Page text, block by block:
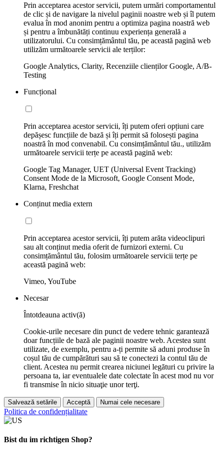
Prin acceptarea acestor servicii, putem urmări comportamentul
de clic și de navigare la nivelul paginii noastre web și îl putem
evalua în mod anonim pentru a optimiza pagina noastră web
și pentru a îmbunătăți continuu experiența generală a
utilizatorului. Cu consimțământul tău, pe această pagină web
utilizăm următoarele servicii ale terților:
Google Analytics, Clarity, Recenziile clienților Google, A/B-
Testing
Funcțional
Prin acceptarea acestor servicii, îți putem oferi opțiuni care
depășesc funcțiile de bază și îți permit să folosești pagina
noastră în mod convenabil. Cu consimțământul tău., utilizăm
următoarele servicii terțe pe această pagină web:
Google Tag Manager, UET (Universal Event Tracking)
Consent Mode de la Microsoft, Google Consent Mode,
Klarna, Freshchat
Conținut media extern
Prin acceptarea acestor servicii, îți putem arăta videoclipuri
sau alt conținut media oferit de furnizori externi. Cu
consimțământul tău, folosim următoarele servicii terțe pe
această pagină web:
Vimeo, YouTube
Necesar
Întotdeauna activ(ă)
Cookie-urile necesare din punct de vedere tehnic garantează
doar funcțiile de bază ale paginii noastre web. Acestea sunt
utilizate, de exemplu, pentru a-ți permite să aduni produse în
coșul tău de cumpărături sau să te conectezi la contul tău de
client. Acestea nu permit crearea niciunei legături cu privire la
persoana ta, iar eventualele date colectate în acest mod nu vor
fi transmise în nicio situaţie unor terţi.
Salvează setările Acceptă Numai cele necesare
Politica de confidențialitate
Bist du im richtigen Shop?